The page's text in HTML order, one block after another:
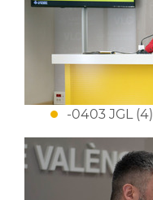
-0403 JGL (4)